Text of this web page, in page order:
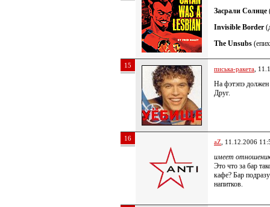
Засрали Солнце
Invisible Border
The Unsubs
15 писька-ракета ,
На фэтэпэ
Друг.
16 aZ , 11.12.2006
имеет
Это что за бар
кафе? Бар
напитков.